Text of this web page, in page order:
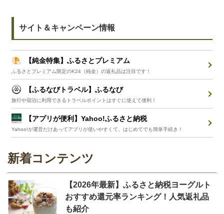
サイト＆キャンペーン情報
【純金特集】ふるさとプレミアム
ふるさとプレミアム限定のK24（純金）の返礼品は注目です！
【ふるなびトラベル】ふるなび
旅行や宿泊に利用できるトラベルポイントはすぐに使えて便利！
【アプリが便利】Yahoo!ふるさと納税
Yahoo!が運営だけあってアプリが使いやすくて、はじめてでも簡単手続き！
新着コンテンツ
【2026年最新】ふるさと納税ヨーグルト
おすすめ還元率ランキング！人気返礼品
も紹介